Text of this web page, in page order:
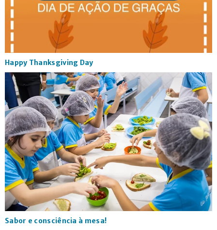
Happy Thanksgiving Day
Sabor e consciência à mesa!